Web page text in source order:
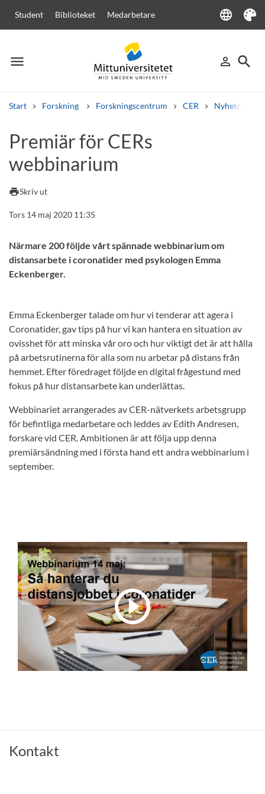
Student Biblioteket Medarbetare language
Language
Tema
menu
Meny person_outline
Logga in
search
Sök
Start Forskning Forskningscentrum CER Nyheter från
Andra söktjänster
Kurser och program Kursplaner
Premiär för CERs
webbinarium
printSkriv ut
Tors 14 maj 2020 11:35
Närmare 200 följde vårt spännade webbinarium om
distansarbete i coronatider med psykologen Emma
Eckenberger.
Emma Eckenberger talade om hur vi tenderar att agera i
Coronatider, gav tips på hur vi kan hantera en situation av
ovisshet för att minska vår oro och hur viktigt det är att hålla
på arbetsrutinerna för alla som nu arbetar på distans från
hemmet. Efter föredraget följde en digital frågestund med
fokus på hur distansarbete kan underlättas.
Webbinariet arrangerades av CER-nätverkets arbetsgrupp
för befintliga medarbetare och leddes av Edith Andresen,
forskare vid CER. Ambitionen är att följa upp denna
premiärsändning med i första hand ett andra webbinarium i
september.
Kontakt